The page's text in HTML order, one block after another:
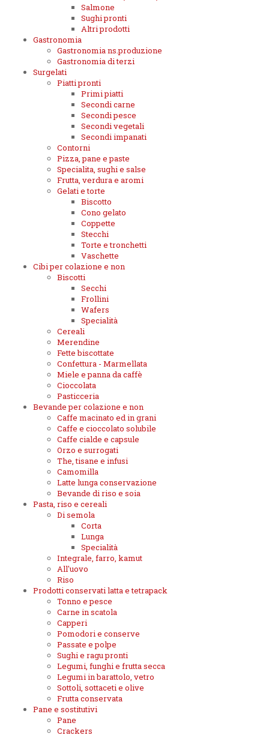
Salmone
Sughi pronti
Altri prodotti
Gastronomia
Gastronomia ns.produzione
Gastronomia di terzi
Surgelati
Piatti pronti
Primi piatti
Secondi carne
Secondi pesce
Secondi vegetali
Secondi impanati
Contorni
Pizza, pane e paste
Specialita, sughi e salse
Frutta, verdura e aromi
Gelati e torte
Biscotto
Cono gelato
Coppette
Stecchi
Torte e tronchetti
Vaschette
Cibi per colazione e non
Biscotti
Secchi
Frollini
Wafers
Specialità
Cereali
Merendine
Fette biscottate
Confettura - Marmellata
Miele e panna da caffè
Cioccolata
Pasticceria
Bevande per colazione e non
Caffe macinato ed in grani
Caffe e cioccolato solubile
Caffe cialde e capsule
Orzo e surrogati
The, tisane e infusi
Camomilla
Latte lunga conservazione
Bevande di riso e soia
Pasta, riso e cereali
Di semola
Corta
Lunga
Specialità
Integrale, farro, kamut
All'uovo
Riso
Prodotti conservati latta e tetrapack
Tonno e pesce
Carne in scatola
Capperi
Pomodori e conserve
Passate e polpe
Sughi e ragu pronti
Legumi, funghi e frutta secca
Legumi in barattolo, vetro
Sottoli, sottaceti e olive
Frutta conservata
Pane e sostitutivi
Pane
Crackers